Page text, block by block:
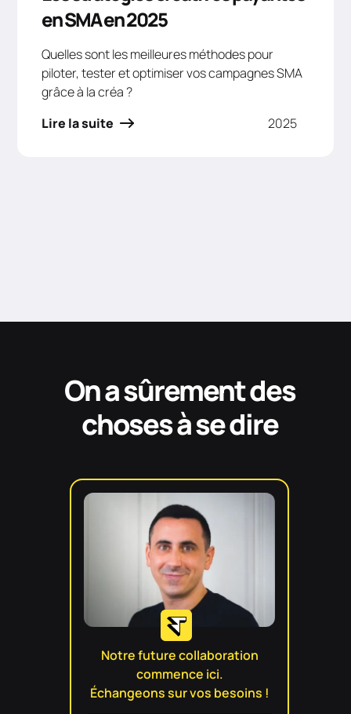
en SMA en 2025
Quelles sont les meilleures méthodes pour
piloter, tester et optimiser vos campagnes SMA
grâce à la créa ?
Lire la suite
2025
On a sûrement des
choses à se dire
Notre future collaboration
commence ici.
Échangeons sur vos besoins !